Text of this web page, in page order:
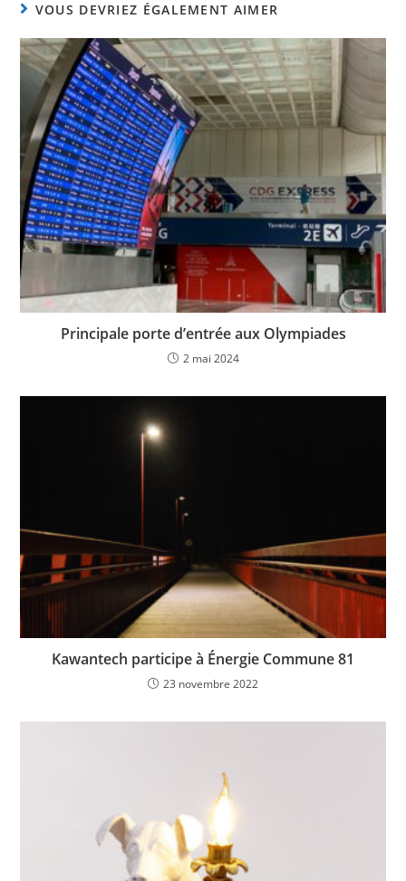
VOUS DEVRIEZ ÉGALEMENT AIMER
Principale porte d’entrée aux Olympiades
2 mai 2024
Kawantech participe à Énergie Commune 81
23 novembre 2022